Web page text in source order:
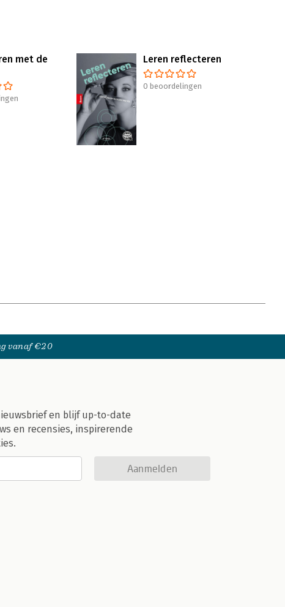
met de
Leren reflecteren
0 beoordelingen
vanaf €20
en blijf up-to-date
en recensies, inspirerende
Aanmelden